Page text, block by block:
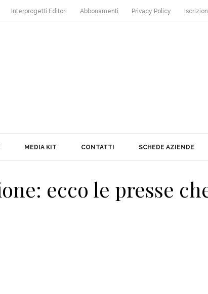
Interprogetti Editori Abbonamenti Privacy Policy
MEDIA KIT CONTATTI SCHEDE AZIENDE
ecco le presse